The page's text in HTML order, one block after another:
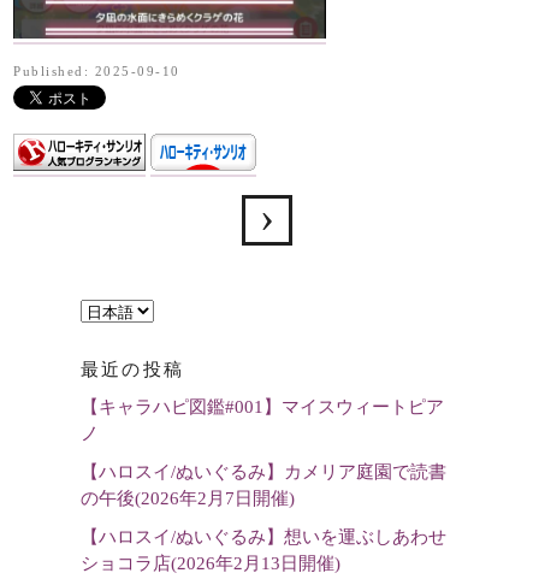
Published: 2025-09-10
言
を
選
最近の投稿
【キャラハピ図鑑#001】マイスウィートピア
ノ
【ハロスイ/ぬいぐるみ】カメリア庭園で読書
の午後(2026年2月7日開催)
【ハロスイ/ぬいぐるみ】想いを運ぶしあわせ
ショコラ店(2026年2月13日開催)